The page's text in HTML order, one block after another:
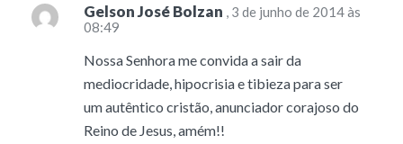
Gelson José Bolzan , 3 de junho de 2014 às
08:49
Nossa Senhora me convida a sair da
mediocridade, hipocrisia e tibieza para ser
um autêntico cristão, anunciador corajoso do
Reino de Jesus, amém!!